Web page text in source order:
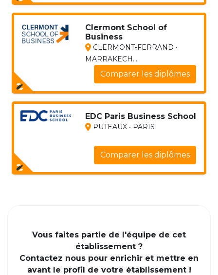
Clermont School of
Business
CLERMONT-FERRAND •
MARRAKECH...
Comparer les diplômes
EDC Paris Business School
PUTEAUX • PARIS
Comparer les diplômes
Vous faites partie de l'équipe de cet
établissement ?
Contactez nous pour enrichir et mettre en
avant le profil de votre établissement !